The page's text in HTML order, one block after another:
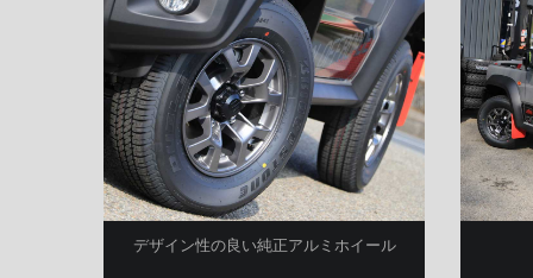
デザイン性の良い純正アルミホイール